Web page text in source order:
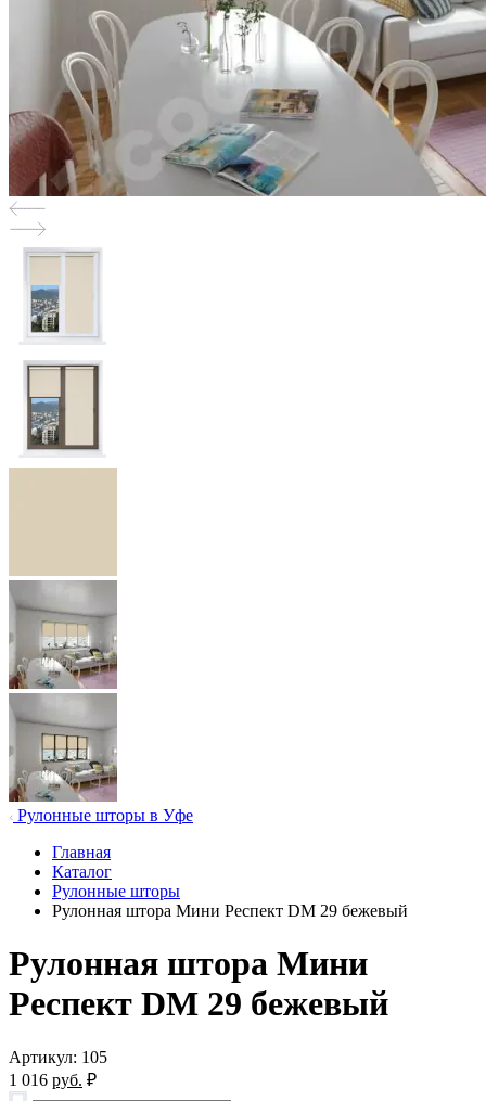
Рулонные шторы в Уфе
Главная
Каталог
Рулонные шторы
Рулонная штора Мини Респект DM 29 бежевый
Рулонная штора Мини
Респект DM 29 бежевый
Артикул: 105
1 016 руб. ₽